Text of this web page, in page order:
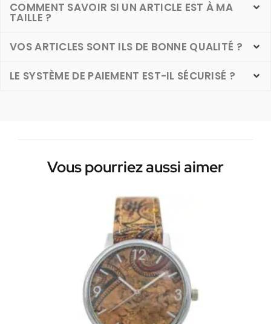
COMMENT SAVOIR SI UN ARTICLE EST À MA
TAILLE ?
VOS ARTICLES SONT ILS DE BONNE QUALITÉ ?
LE SYSTÈME DE PAIEMENT EST-IL SÉCURISÉ ?
Vous pourriez aussi aimer